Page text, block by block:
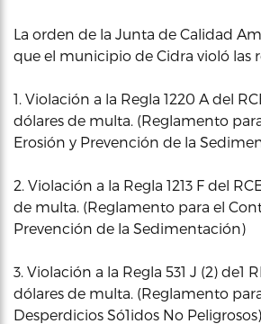
La orden de la Junta de Calidad
que el municipio de Cidra violó las
1. Violación a la Regla 1220 A del
dólares de multa. (Reglamento
Erosión y Prevención de la
2. Violación a la Regla 1213 F del
de multa. (Reglamento para el
Prevención de la Sedimentación)
3. Violación a la Regla 531 J (2) de1
dólares de multa. (Reglamento
Desperdicios Só1idos No Peligrosos)